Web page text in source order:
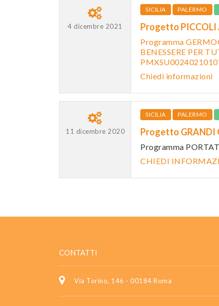
4 dicembre 2021
SICILIA PALERMO
Progetto PICCOLI
Programma
BENESSERE PER
Chiedi informazioni
11 dicembre 2020
SICILIA PALERMO
Progetto GRANDI
Programma
CHIEDI
CONTATTI
Via Torino, 146 - 00184 Roma